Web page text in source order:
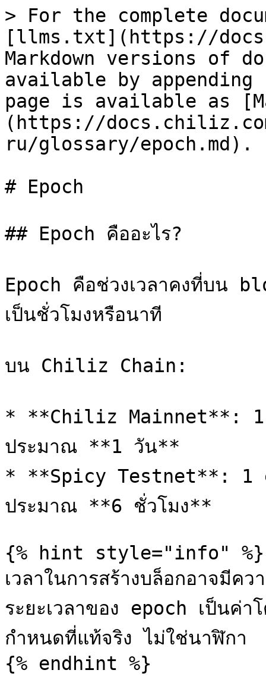
> For the complete
[llms.txt](https://
Markdown versions of
available by
page is available as
(https://
ru/glossary/epoch.md).
# Epoch
## Epoch คืออะไร?
Epoch คือช่วงเวลาคงที่บน
เป็นชั่วโมงหรือนาที
บน Chiliz Chain:
* **Chiliz Mainnet**: 1
ประมาณ **1 วัน**
* **Spicy Testnet**: 1
ประมาณ **6 ชั่วโมง**
{% hint style="info" %}
เวลาในการสร้างบล็อกอาจมีค
ระยะเวลาของ epoch เป็นค่
กำหนดที่แท้จริง ไม่ใช่นาฬิกา
{% endhint %}